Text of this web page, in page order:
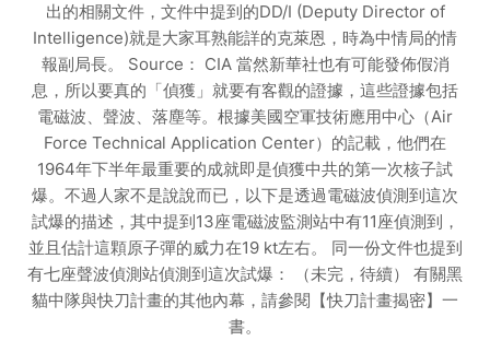
出的相關文件，文件中提到的DD/I (Deputy Director of
Intelligence)就是大家耳熟能詳的克萊恩，時為中情局的情
報副局長。 Source： CIA 當然新華社也有可能發佈假消
息，所以要真的「偵獲」就要有客觀的證據，這些證據包括
電磁波、聲波、落塵等。根據美國空軍技術應用中心（Air
Force Technical Application Center）的記載，他們在
1964年下半年最重要的成就即是偵獲中共的第一次核子試
爆。不過人家不是說說而已，以下是透過電磁波偵測到這次
試爆的描述，其中提到13座電磁波監測站中有11座偵測到，
並且估計這顆原子彈的威力在19 kt左右。 同一份文件也提到
有七座聲波偵測站偵測到這次試爆： （未完，待續） 有關黑
貓中隊與快刀計畫的其他內幕，請參閱【快刀計畫揭密】一
書。